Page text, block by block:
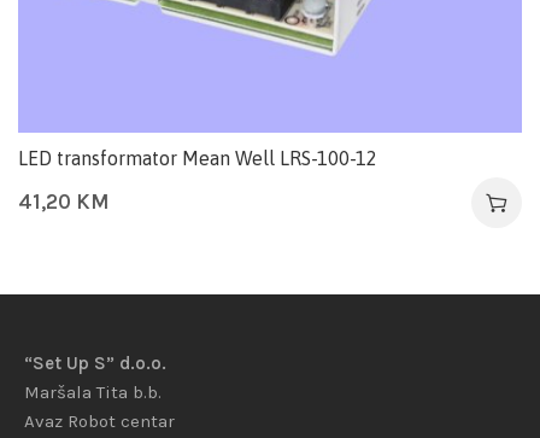
LED transformator Mean Well LRS-100-12
41,20 KM
“Set Up S” d.o.o.
Maršala Tita b.b.
Avaz Robot centar